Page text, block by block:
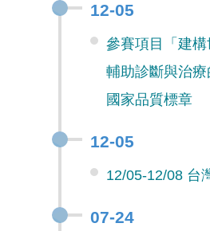
12-05
參賽項目「建
輔助診斷與治
國家品質標章
12-05
12/05-12/08 台
07-24